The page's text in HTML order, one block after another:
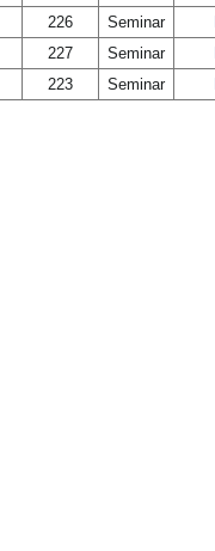
226 Seminar
227 Seminar
223 Seminar